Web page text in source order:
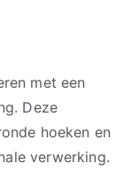
met een
Deze
hoeken en
verwerking.